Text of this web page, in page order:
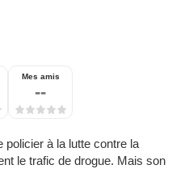
Mes amis
--
policier à la lutte contre la
le trafic de drogue. Mais son